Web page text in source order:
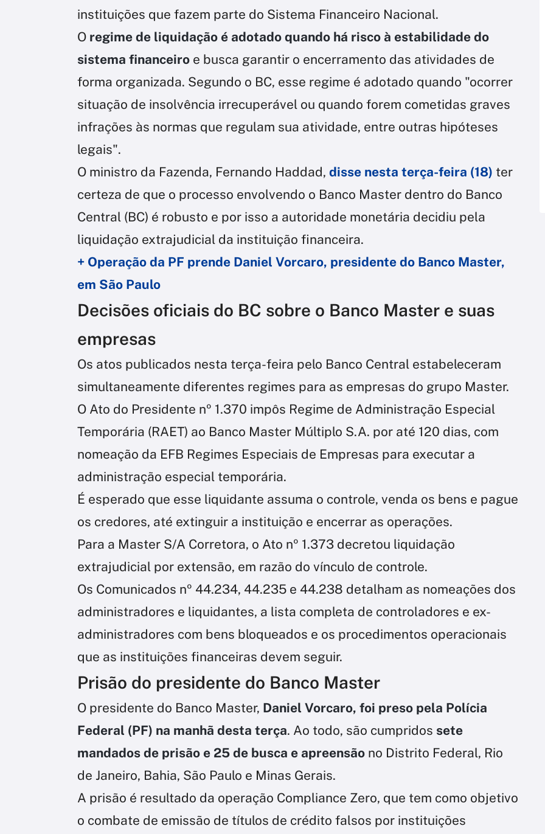
instituições que fazem parte do Sistema Financeiro Nacional.
O regime de liquidação é adotado quando há risco à estabilidade do
sistema financeiro e busca garantir o encerramento das atividades de
forma organizada. Segundo o BC, esse regime é adotado quando "ocorrer
situação de insolvência irrecuperável ou quando forem cometidas graves
infrações às normas que regulam sua atividade, entre outras hipóteses
legais".
O ministro da Fazenda, Fernando Haddad, disse nesta terça-feira (18) ter
certeza de que o processo envolvendo o Banco Master dentro do Banco
Central (BC) é robusto e por isso a autoridade monetária decidiu pela
liquidação extrajudicial da instituição financeira.
+ Operação da PF prende Daniel Vorcaro, presidente do Banco Master,
em São Paulo
Decisões oficiais do BC sobre o Banco Master e suas
empresas
Os atos publicados nesta terça-feira pelo Banco Central estabeleceram
simultaneamente diferentes regimes para as empresas do grupo Master.
O Ato do Presidente nº 1.370 impôs Regime de Administração Especial
Temporária (RAET) ao Banco Master Múltiplo S.A. por até 120 dias, com
nomeação da EFB Regimes Especiais de Empresas para executar a
administração especial temporária.
É esperado que esse liquidante assuma o controle, venda os bens e pague
os credores, até extinguir a instituição e encerrar as operações.
Para a Master S/A Corretora, o Ato nº 1.373 decretou liquidação
extrajudicial por extensão, em razão do vínculo de controle.
Os Comunicados nº 44.234, 44.235 e 44.238 detalham as nomeações dos
administradores e liquidantes, a lista completa de controladores e ex-
administradores com bens bloqueados e os procedimentos operacionais
que as instituições financeiras devem seguir.
Prisão do presidente do Banco Master
O presidente do Banco Master, Daniel Vorcaro, foi preso pela Polícia
Federal (PF) na manhã desta terça. Ao todo, são cumpridos sete
mandados de prisão e 25 de busca e apreensão no Distrito Federal, Rio
de Janeiro, Bahia, São Paulo e Minas Gerais.
A prisão é resultado da operação Compliance Zero, que tem como objetivo
o combate de emissão de títulos de crédito falsos por instituições